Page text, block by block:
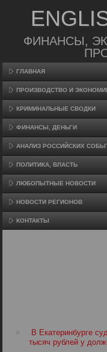
ФИНАНСЫ,
ГЛАВНАЯ
ПРОИЗВΟДСТВО И
КРИМИНАЛЬНЫЕ СВОДКИ
ФИНАНСЫ, ДЕНЬГИ
АНАЛИЗ РОССИЙСКИХ
ПОЛИТИКА, ВЛАСТЬ
ЛЮБОПЫТНЫЕ НОВОСТИ
НОВОСТИ РЕГИОНОВ
КОНТАКТЫ
В Екатеринбурге
тысяч рублей у